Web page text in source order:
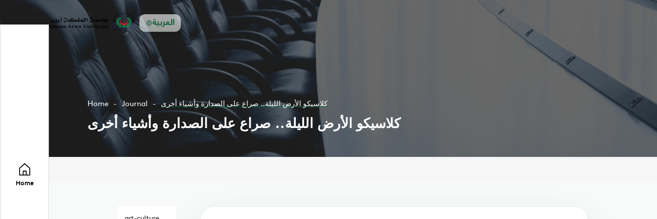
العربية
Home
Home Journal كلاسيكو الأرض الليلة.. صراع على الصدارة وأشياء أخرى
كلاسيكو الأرض الليلة.. صراع على الصدارة وأشياء أخرى